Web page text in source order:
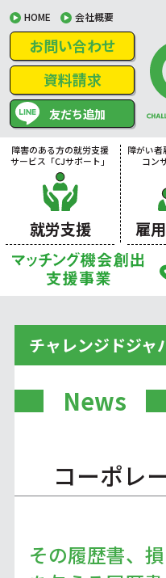
HOME 会社概要
お問い合わせ
資料請求
友だち追加
障害のある方の就労支援
サービス「CJサポート」
就労支援
障がい者
コン
雇
チャレンジドジャ
News
コーポレ
その履歴書、